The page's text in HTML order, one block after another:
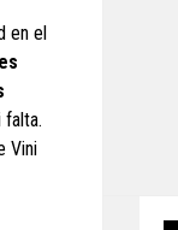
en el
falta.
Vini